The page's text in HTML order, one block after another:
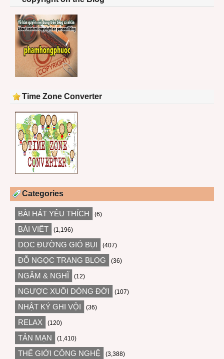
Time Zone Converter
Categories
BÀI HÁT YÊU THÍCH (6)
BÀI VIẾT (1,196)
DỌC ĐƯỜNG GIÓ BỤI (407)
ĐỖ NGỌC TRANG BLOG (36)
NGẪM & NGHĨ (12)
NGƯỢC XUÔI DÒNG ĐỜI (107)
NHẬT KÝ GHI VỘI (36)
RELAX (120)
TẢN MẠN (1,410)
THẾ GIỚI CÔNG NGHỆ (3,388)